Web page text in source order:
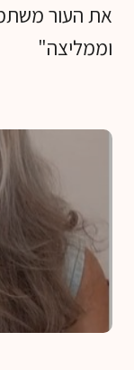
את העור
וממליצה"